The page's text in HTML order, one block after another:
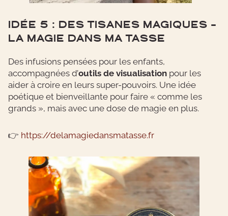
IDÉE 5 : DES TISANES MAGIQUES –
LA MAGIE DANS MA TASSE
Des infusions pensées pour les enfants,
accompagnées d’outils de visualisation pour les
aider à croire en leurs super-pouvoirs. Une idée
poétique et bienveillante pour faire « comme les
grands », mais avec une dose de magie en plus.
👉 https://delamagiedansmatasse.fr